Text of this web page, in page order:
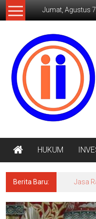
Jumat, Agustus
Mitra
Bisnis
Terpercaya
HUKUM
Berita Baru: Jasa